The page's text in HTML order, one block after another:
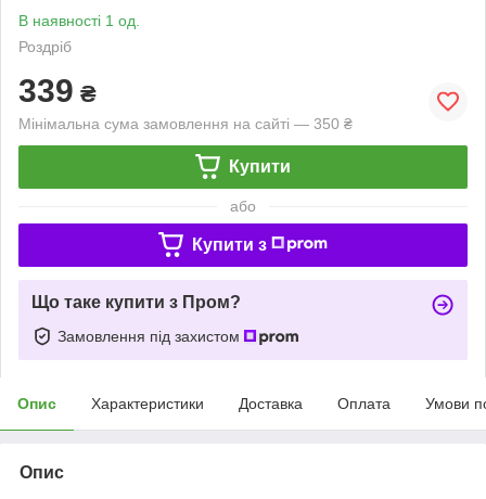
В наявності 1 од.
Роздріб
339 ₴
Мінімальна сума замовлення на сайті — 350 ₴
Купити
або
Купити з
Що таке купити з Пром?
Замовлення під захистом
Опис Характеристики Доставка Оплата Умови
Опис